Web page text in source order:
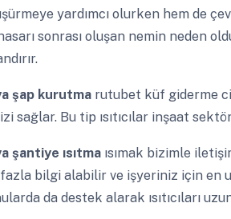
yardımcı olurken hem de
sonrası oluşan nemin neden
şap kurutma rutubet küf giderme
sağlar. Bu tip ısıtıcılar inşaat
şantiye ısıtma ısımak bizimle
fazla bilgi alabilir ve işyeriniz için en
da destek alarak ısıtıcıları